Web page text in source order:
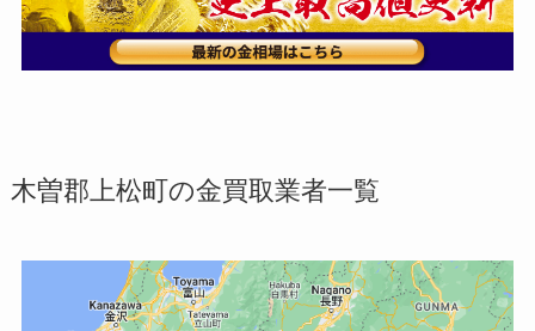
木曽郡上松町の金買取業者一覧